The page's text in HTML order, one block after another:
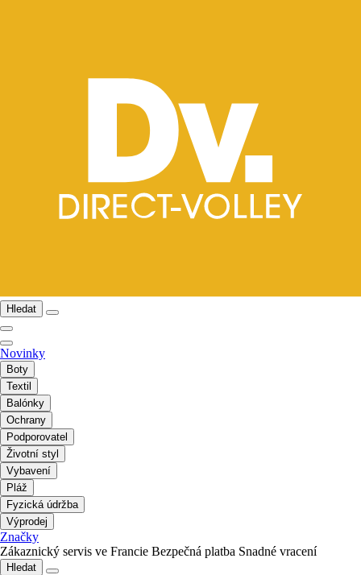
Hledat
Novinky
Boty
Textil
Balónky
Ochrany
Podporovatel
Životní styl
Vybavení
Pláž
Fyzická údržba
Výprodej
Značky
Zákaznický servis ve Francie Bezpečná platba Snadné vracení
Hledat